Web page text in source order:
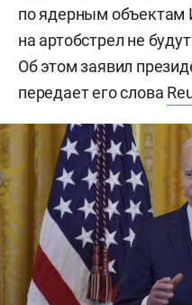
по ядерным объектам
на артобстрел не
Об этом заявил
передает его слова